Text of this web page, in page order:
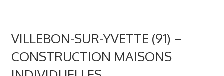
VILLEBON-SUR-YVETTE (91) –
CONSTRUCTION MAISONS